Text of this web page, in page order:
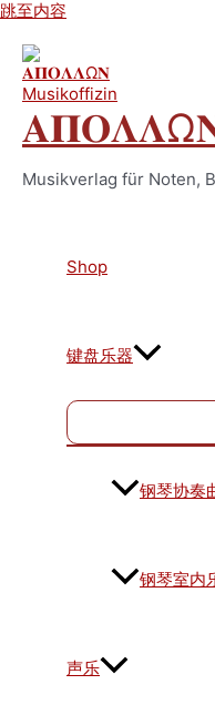
跳至内容
𝚨𝚷𝚶𝚲𝚲Ω𝚴
Musikverlag für Noten,
Shop
键盘乐器
钢琴协奏
钢琴室内
声乐